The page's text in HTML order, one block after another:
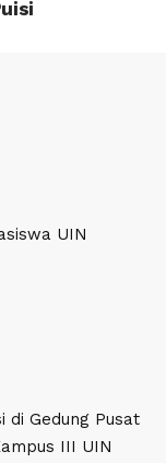
UIN
di Gedung Pusat
III UIN